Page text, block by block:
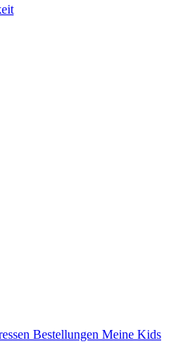
Bestellungen Meine Kids